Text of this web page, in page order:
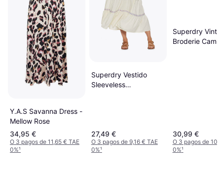
Y.A.S Savanna Dress -
Mellow Rose
34,95 €
O 3 pagos de 11,65 € TAE
0%¹
Superdry Vestido
Sleeveless
27,49 €
O 3 pagos de 9,16 € TAE
0%¹
Superdry
Broderie Cami
30,99 €
O 3 pagos de
0%¹